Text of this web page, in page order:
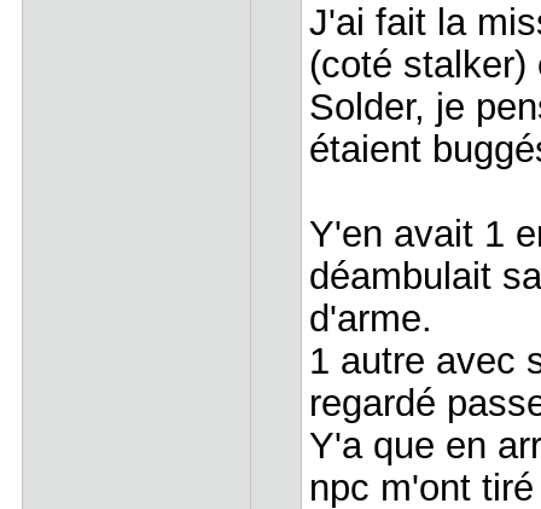
J'ai fait la
(coté stalker)
Solder, je
étaient
Y'en avait 1
déambulait
d'arme.
1 autre avec
regardé
Y'a que en
npc m'ont